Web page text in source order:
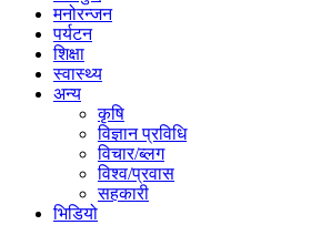
मनोरन्जन
पर्यटन
शिक्षा
स्वास्थ्य
अन्य
कृषि
विज्ञान प्रविधि
विचार/ब्लग
विश्व/प्रवास
सहकारी
भिडियो